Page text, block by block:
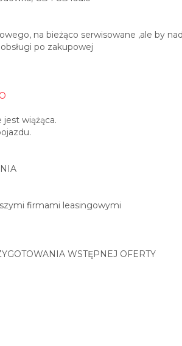
na bieżąco serwisowane ,ale by
po zakupowej
wiążąca.
firmami leasingowymi
WSTĘPNEJ OFERTY